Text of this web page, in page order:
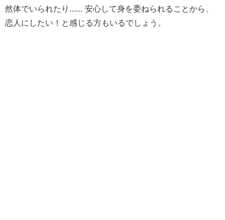
然体でいられたり…… 安心して身を委ねられることから、
恋人にしたい！と感じる方もいるでしょう。